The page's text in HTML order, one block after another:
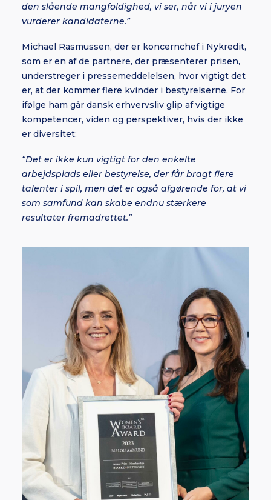
den slående mangfoldighed, vi ser, når vi i juryen
vurderer kandidaterne.”
Michael Rasmussen, der er koncernchef i Nykredit,
som er en af de partnere, der præsenterer prisen,
understreger i pressemeddelelsen, hvor vigtigt det
er, at der kommer flere kvinder i bestyrelserne. For
ifølge ham går dansk erhvervsliv glip af vigtige
kompetencer, viden og perspektiver, hvis der ikke
er diversitet:
“Det er ikke kun vigtigt for den enkelte
arbejdsplads eller bestyrelse, der får bragt flere
talenter i spil, men det er også afgørende for, at vi
som samfund kan skabe endnu stærkere
resultater fremadrettet.”